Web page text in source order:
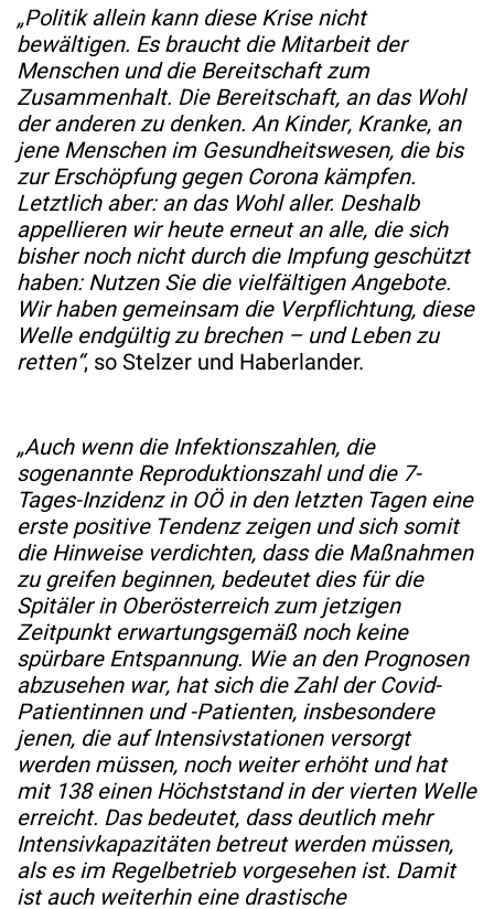
„Politik allein kann diese Krise nicht
bewältigen. Es braucht die Mitarbeit der
Menschen und die Bereitschaft zum
Zusammenhalt. Die Bereitschaft, an das Wohl
der anderen zu denken. An Kinder, Kranke, an
jene Menschen im Gesundheitswesen, die bis
zur Erschöpfung gegen Corona kämpfen.
Letztlich aber: an das Wohl aller. Deshalb
appellieren wir heute erneut an alle, die sich
bisher noch nicht durch die Impfung geschützt
haben: Nutzen Sie die vielfältigen Angebote.
Wir haben gemeinsam die Verpflichtung, diese
Welle endgültig zu brechen – und Leben zu
retten“, so Stelzer und Haberlander.
„Auch wenn die Infektionszahlen, die
sogenannte Reproduktionszahl und die 7-
Tages-Inzidenz in OÖ in den letzten Tagen eine
erste positive Tendenz zeigen und sich somit
die Hinweise verdichten, dass die Maßnahmen
zu greifen beginnen, bedeutet dies für die
Spitäler in Oberösterreich zum jetzigen
Zeitpunkt erwartungsgemäß noch keine
spürbare Entspannung. Wie an den Prognosen
abzusehen war, hat sich die Zahl der Covid-
Patientinnen und -Patienten, insbesondere
jenen, die auf Intensivstationen versorgt
werden müssen, noch weiter erhöht und hat
mit 138 einen Höchststand in der vierten Welle
erreicht. Das bedeutet, dass deutlich mehr
Intensivkapazitäten betreut werden müssen,
als es im Regelbetrieb vorgesehen ist. Damit
ist auch weiterhin eine drastische